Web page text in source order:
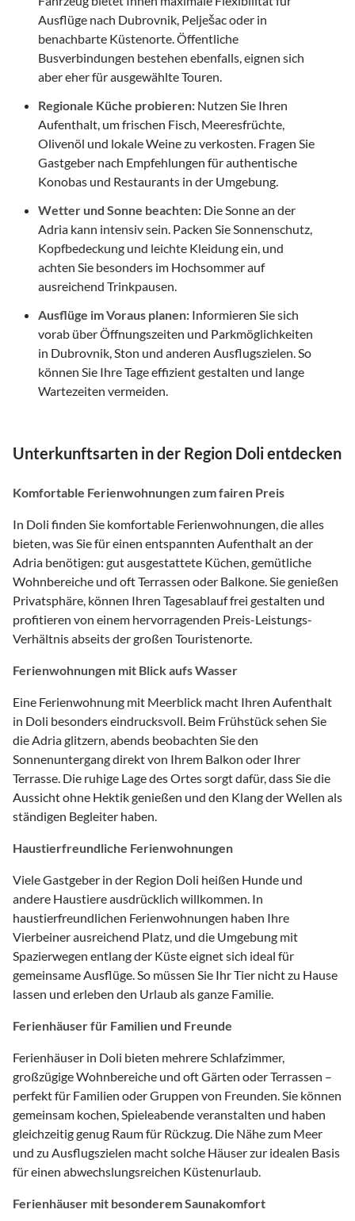
Ausflüge nach Dubrovnik, Pelješac oder in
benachbarte Küstenorte. Öffentliche
Busverbindungen bestehen ebenfalls, eignen sich
aber eher für ausgewählte Touren.
Regionale Küche probieren: Nutzen Sie Ihren
Aufenthalt, um frischen Fisch, Meeresfrüchte,
Olivenöl und lokale Weine zu verkosten. Fragen Sie
Gastgeber nach Empfehlungen für authentische
Konobas und Restaurants in der Umgebung.
Wetter und Sonne beachten: Die Sonne an der
Adria kann intensiv sein. Packen Sie Sonnenschutz,
Kopfbedeckung und leichte Kleidung ein, und
achten Sie besonders im Hochsommer auf
ausreichend Trinkpausen.
Ausflüge im Voraus planen: Informieren Sie sich
vorab über Öffnungszeiten und Parkmöglichkeiten
in Dubrovnik, Ston und anderen Ausflugszielen. So
können Sie Ihre Tage effizient gestalten und lange
Wartezeiten vermeiden.
Unterkunftsarten in der Region Doli entdecken
Komfortable Ferienwohnungen zum fairen Preis
In Doli finden Sie komfortable Ferienwohnungen, die alles
bieten, was Sie für einen entspannten Aufenthalt an der
Adria benötigen: gut ausgestattete Küchen, gemütliche
Wohnbereiche und oft Terrassen oder Balkone. Sie genießen
Privatsphäre, können Ihren Tagesablauf frei gestalten und
profitieren von einem hervorragenden Preis-Leistungs-
Verhältnis abseits der großen Touristenorte.
Ferienwohnungen mit Blick aufs Wasser
Eine Ferienwohnung mit Meerblick macht Ihren Aufenthalt
in Doli besonders eindrucksvoll. Beim Frühstück sehen Sie
die Adria glitzern, abends beobachten Sie den
Sonnenuntergang direkt von Ihrem Balkon oder Ihrer
Terrasse. Die ruhige Lage des Ortes sorgt dafür, dass Sie die
Aussicht ohne Hektik genießen und den Klang der Wellen als
ständigen Begleiter haben.
Haustierfreundliche Ferienwohnungen
Viele Gastgeber in der Region Doli heißen Hunde und
andere Haustiere ausdrücklich willkommen. In
haustierfreundlichen Ferienwohnungen haben Ihre
Vierbeiner ausreichend Platz, und die Umgebung mit
Spazierwegen entlang der Küste eignet sich ideal für
gemeinsame Ausflüge. So müssen Sie Ihr Tier nicht zu Hause
lassen und erleben den Urlaub als ganze Familie.
Ferienhäuser für Familien und Freunde
Ferienhäuser in Doli bieten mehrere Schlafzimmer,
großzügige Wohnbereiche und oft Gärten oder Terrassen –
perfekt für Familien oder Gruppen von Freunden. Sie können
gemeinsam kochen, Spieleabende veranstalten und haben
gleichzeitig genug Raum für Rückzug. Die Nähe zum Meer
und zu Ausflugszielen macht solche Häuser zur idealen Basis
für einen abwechslungsreichen Küstenurlaub.
Ferienhäuser mit besonderem Saunakomfort